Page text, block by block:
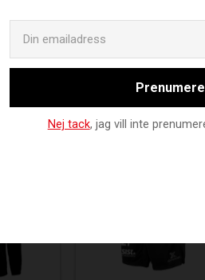
Nej tack, jag vill inte